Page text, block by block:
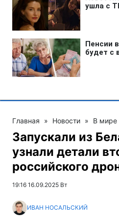
Главная » Новости » В мире
Запускали из
узнали детали
российского
19:16 16.09.2025 Вт
ИВАН НОСАЛЬСКИЙ